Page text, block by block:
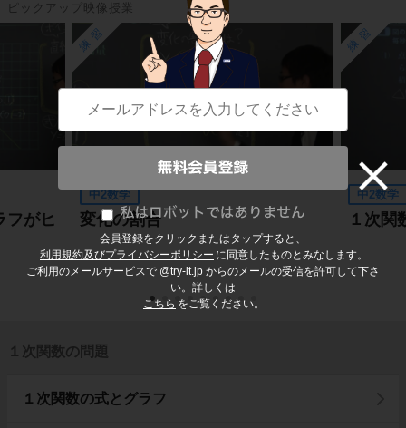
会員登録をクリックまたはタップすると、
利用規約及びプライバシーポリシー に同意したものとみなします。
ご利用のメールサービスで @try-it.jp からのメールの受信を許可して下さ
い。詳しくは
こちら をご覧ください。
ピックアップ映像授業
フがヒ
練習
変化の割合
中2数学
練習
１次関
中2数学
１次関数の問題
１次関数の式とグラフ